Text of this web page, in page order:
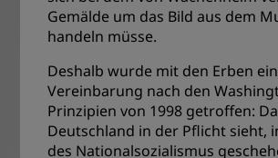
Gemälde um das Bild aus dem
handeln müsse.
Deshalb wurde mit den Erben
Vereinbarung nach den
Prinzipien von 1998 getroffen:
Deutschland in der Pflicht sieht,
des Nationalsozialismus